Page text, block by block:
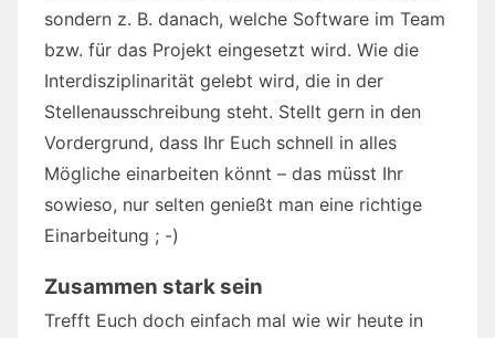
sondern z. B. danach, welche Software im Team
bzw. für das Projekt eingesetzt wird. Wie die
Interdisziplinarität gelebt wird, die in der
Stellenausschreibung steht. Stellt gern in den
Vordergrund, dass Ihr Euch schnell in alles
Mögliche einarbeiten könnt – das müsst Ihr
sowieso, nur selten genießt man eine richtige
Einarbeitung ; -)
Zusammen stark sein
Trefft Euch doch einfach mal wie wir heute in